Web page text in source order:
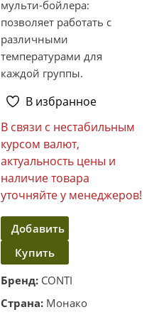
мульти-бойлера:
позволяет работать с
различными
температурами для
каждой группы.
В избранное
В связи с нестабильным
курсом валют,
актуальность цены и
наличие товара
уточняйте у менеджеров!
Добавить
в
корзину
Купить
в один
клик
Бренд: CONTI
Страна: Монако